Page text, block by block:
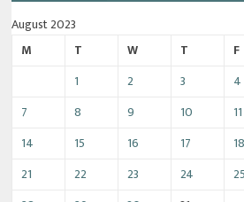
August 2023
M
T W T F
1
2 3 4
7
8 9 10 11
14
15 16 17 18
21
22 23 24 25